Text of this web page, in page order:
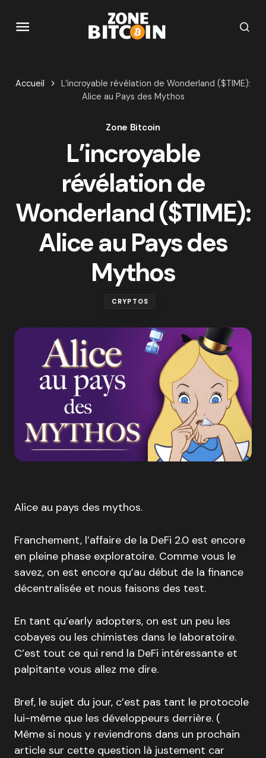
Accueil
L’incroyable révélation de Wonderland ($TIME):
Alice au Pays des Mythos
Zone Bitcoin
L’incroyable
révélation de
Wonderland ($TIME):
Alice au Pays des
Mythos
CRYPTOS
Alice au pays des mythos.
Franchement, l’affaire de la DeFi 2.0 est encore
en pleine phase exploratoire. Comme vous le
savez, on est encore qu’au début de la finance
décentralisée et nous faisons des test.
En tant qu’early adopters, on est un peu les
cobayes ou les chimistes dans le laboratoire.
C’est tout ce qui rend la DeFi intéressante et
palpitante vous allez me dire.
Bref, le sujet du jour, c’est pas tant le protocole
lui-même que les développeurs derrière. (
Même si nous y reviendrons dans un prochain
article sur cette question là justement car